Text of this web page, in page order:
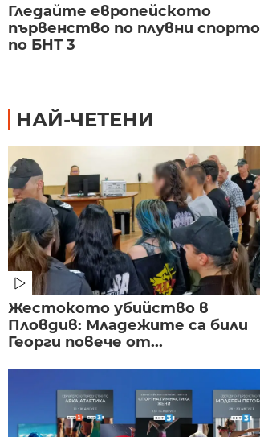
Гледайте европейското
първенство по плувни
по БНТ 3
НАЙ-ЧЕТЕНИ
Жестокото убийство в
Пловдив: Младежите са били
Георги повече от...